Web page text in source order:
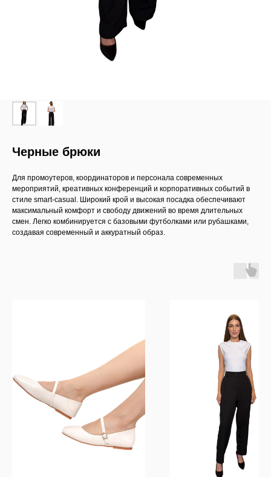
Черные брюки
Для промоутеров, координаторов и персонала современных
мероприятий, креативных конференций и корпоративных событий в
стиле smart-casual. Широкий крой и высокая посадка обеспечивают
максимальный комфорт и свободу движений во время длительных
смен. Легко комбинируется с базовыми футболками или рубашками,
создавая современный и аккуратный образ.